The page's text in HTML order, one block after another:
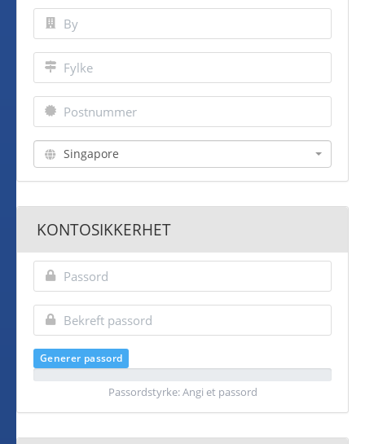
Singapore
KONTOSIKKERHET
Generer passord
Passordstyrke: Angi et passord